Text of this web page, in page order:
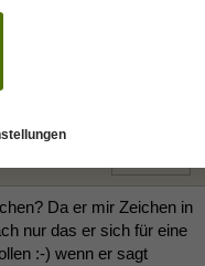
Tee trinken.
Da er mir Zeichen in
nur das er sich für eine
:-) wenn er sagt